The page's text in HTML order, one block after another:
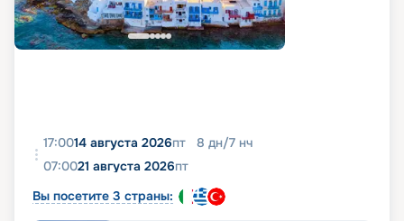
17:0014 августа 2026пт 8 дн/7 нч
07:0021 августа 2026пт
Вы посетите 3 страны: